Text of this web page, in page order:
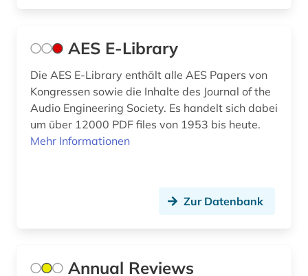
enzyklopädie (1)
essay (1)
eth zürich (1)
evolutionary computation (1)
explosionen (1)
fahrzeugbau (2)
AES E-Library
Die AES E-Library enthält alle AES Papers von
Kongressen sowie die Inhalte des Journal of the
Audio Engineering Society. Es handelt sich dabei
um über 12000 PDF files von 1953 bis heute.
Mehr Informationen
Zur Datenbank
Annual Reviews